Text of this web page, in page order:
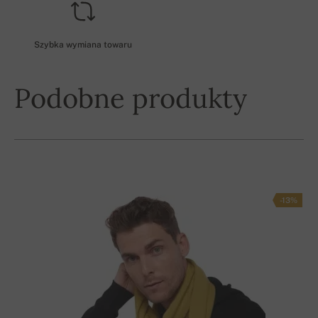
Szybka wymiana towaru
Podobne produkty
-13%